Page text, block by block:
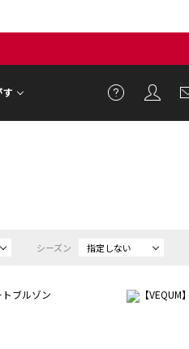
す
シーズン 指定しない